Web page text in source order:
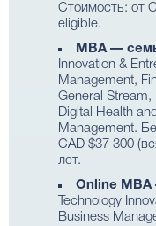
Стоимость: от
eligible.
MBA —
Innovation &
Management,
General Stream,
Digital Health
Management.
CAD $37 300
лет.
Online MBA
Technology
Business